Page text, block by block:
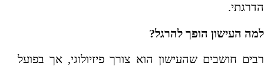
הדרגתי.
למה העישון הופך להרגל?
רבים חושבים שהעישון הוא צורך פיזיולוגי, אך בפועל